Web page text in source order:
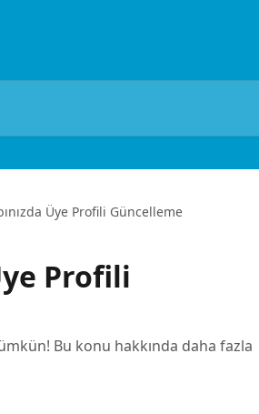
Üye Profili Güncelleme
Profili
Bu konu hakkında daha fazla